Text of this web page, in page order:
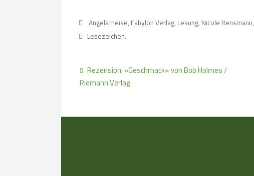
Angela Heise, Fabylon Verlag, Lesung, Nicole Rensmann,
Lesezeichen.
Rezension: »Geschmack« von Bob Holmes /
Riemann Verlag